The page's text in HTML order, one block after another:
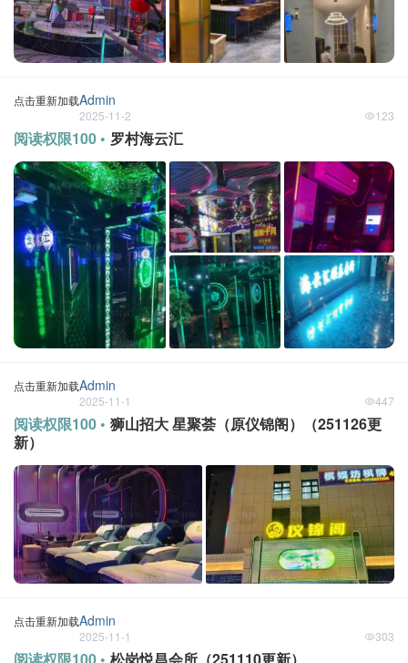
点击重新加载Admin
2025-11-2 123
阅读权限100 • 罗村海云汇
点击重新加载Admin
2025-11-1 447
阅读权限100 • 狮山招大 星聚荟（原仪锦阁）（251126更
新）
点击重新加载Admin
2025-11-1 303